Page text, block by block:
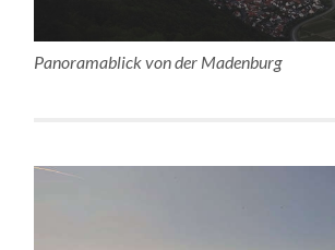
Panoramablick von der Madenburg